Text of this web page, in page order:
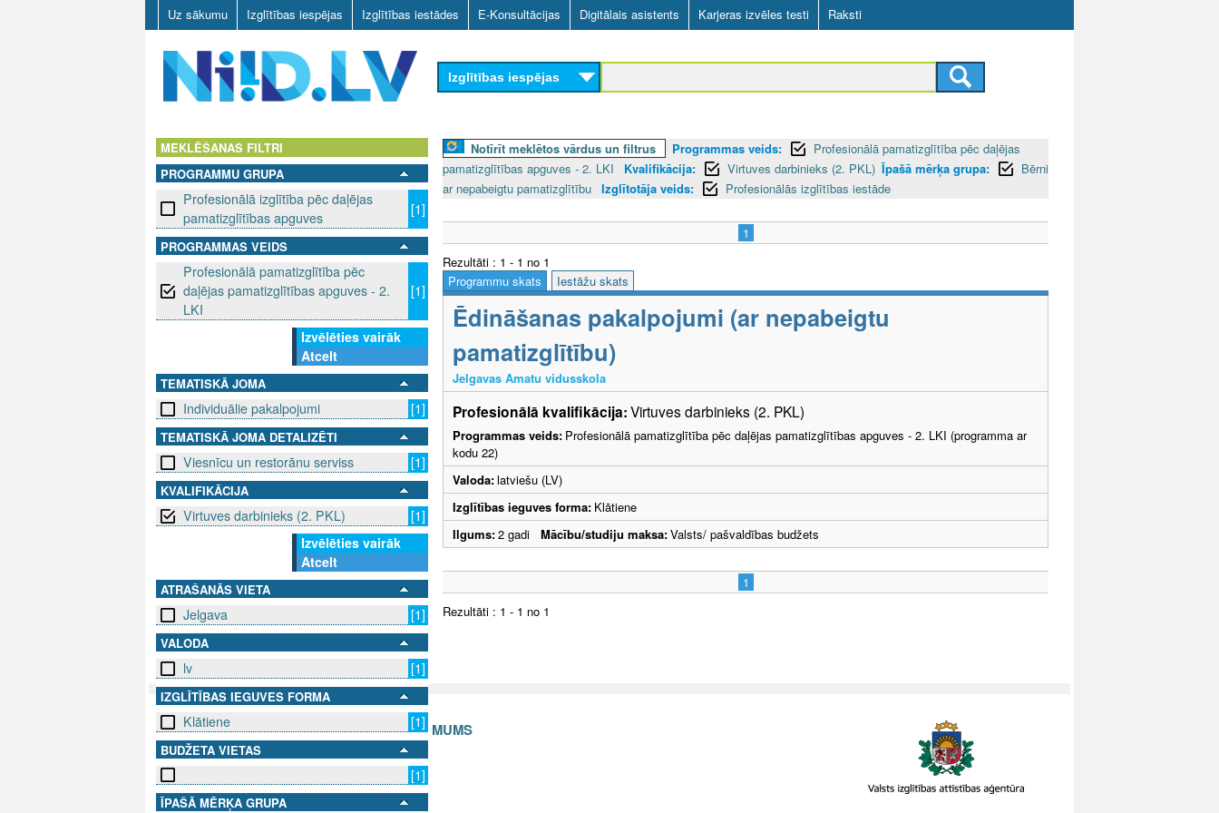
Skip
to
main
content
Uz sākumu Izglītības iespējas Izglītības iestādes E-Konsultācijas Digitālais asistents Karjeras izvēles testi Raksti
D
V
Izglītības iespējas
MEKLĒŠANAS FILTRI
PROGRAMMU GRUPA
Profesionālā izglītība pēc daļējas
pamatizglītības apguves
[1]
PROGRAMMAS VEIDS
Profesionālā pamatizglītība pēc
daļējas pamatizglītības apguves - 2.
LKI
[1]
Izvēlēties vairāk
Atcelt
TEMATISKĀ JOMA
Individuālie pakalpojumi [1]
TEMATISKĀ JOMA DETALIZĒTI
Viesnīcu un restorānu serviss [1]
KVALIFIKĀCIJA
Virtuves darbinieks (2. PKL)
[1]
Izvēlēties vairāk
Atcelt
ATRAŠANĀS VIETA
Jelgava [1]
VALODA
lv [1]
IZGLĪTĪBAS IEGUVES FORMA
Klātiene [1]
BUDŽETA VIETAS
[1]
ĪPAŠĀ MĒRĶA GRUPA
Notīrīt meklētos vārdus un filtrus Programmas veids:
Profesionālā pamatizglītība pēc daļējas
pamatizglītības apguves - 2. LKI
Kvalifikācija: Virtuves darbinieks (2. PKL) Īpašā mērķa grupa:
Bērni
ar nepabeigtu pamatizglītību Izglītotāja veids: Profesionālās izglītības iestāde
1
Rezultāti : 1 - 1 no 1
Programmu skats
Iestāžu skats
Ēdināšanas pakalpojumi (ar nepabeigtu
pamatizglītību)
Jelgavas Amatu vidusskola
Profesionālā kvalifikācija:Virtuves darbinieks (2. PKL)
Programmas veids: Profesionālā pamatizglītība pēc daļējas pamatizglītības apguves - 2. LKI (programma ar
kodu 22)
Valoda:latviešu (LV)
Izglītības ieguves forma: Klātiene
Ilgums:2 gadi Mācību/studiju maksa:Valsts/ pašvaldības budžets
1
Rezultāti : 1 - 1 no 1
SEKO MUMS SAZINIES AR MUMS
info@niid.lv